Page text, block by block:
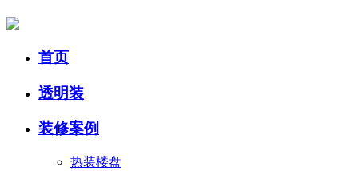
首页
透明装
装修案例
热装楼盘